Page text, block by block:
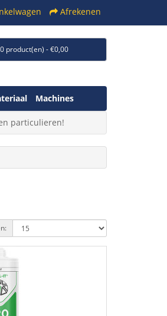
Afrekenen
0 product(en) - €0,00
Machines
particulieren!